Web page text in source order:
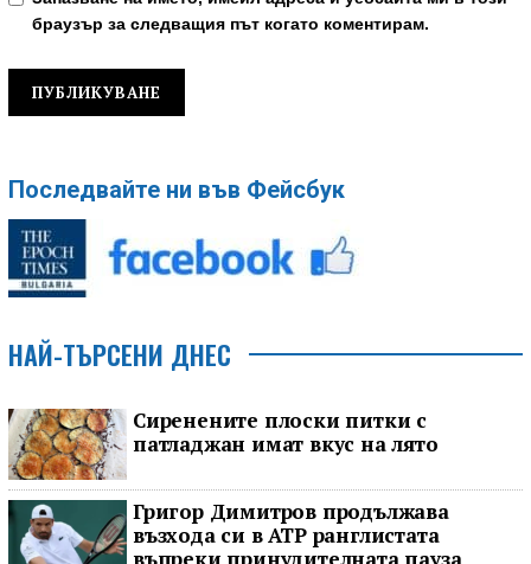
браузър за следващия път когато коментирам.
Последвайте ни във Фейсбук
НАЙ-ТЪРСЕНИ ДНЕС
Сиренените плоски питки с
патладжан имат вкус на лято
Григор Димитров продължава
възхода си в ATP ранглистата
въпреки принудителната пауза